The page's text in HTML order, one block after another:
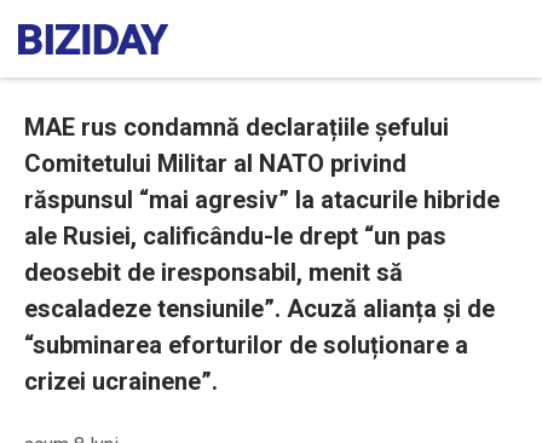
MAE rus condamnă declarațiile șefului
Comitetului Militar al NATO privind
răspunsul “mai agresiv” la atacurile hibride
ale Rusiei, calificându-le drept “un pas
deosebit de iresponsabil, menit să
escaladeze tensiunile”. Acuză alianța și de
“subminarea eforturilor de soluționare a
crizei ucrainene”.